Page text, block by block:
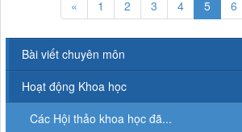
« 1 2 3 4 5 6
Bài viết chuyên môn
Hoạt động Khoa học
Các Hội thảo khoa học đã...